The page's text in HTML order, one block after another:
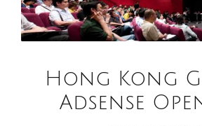
Hong Kong
Adsense